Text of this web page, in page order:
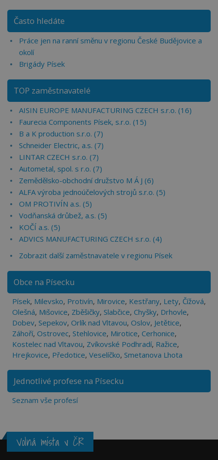
Často hledáte
Práce jen na ranní směnu v regionu České Budějovice a
okolí
Brigády Písek
TOP zaměstnavatelé
AISIN EUROPE MANUFACTURING CZECH s.r.o. (16)
Faurecia Components Písek, s.r.o. (15)
B a K production s.r.o. (7)
Schneider Electric, a.s. (7)
LINTAR CZECH s.r.o. (7)
Autometal, spol. s r.o. (7)
Zemědělsko-obchodní družstvo M Á J (6)
ALFA výroba jednoúčelových strojů s.r.o. (5)
OM PROTIVÍN a.s. (5)
Vodňanská drůbež, a.s. (5)
KOČÍ a.s. (5)
ADVICS MANUFACTURING CZECH s.r.o. (4)
Zobrazit další zaměstnavatele v regionu Písek
Obce na Písecku
Písek, Milevsko, Protivín, Mirovice, Kestřany, Lety, Čížová,
Olešná, Mišovice, Zběšičky, Slabčice, Chyšky, Drhovle,
Dobev, Sepekov, Orlík nad Vltavou, Oslov, Jetětice,
Záhoří, Ostrovec, Stehlovice, Mirotice, Cerhonice,
Kostelec nad Vltavou, Zvíkovské Podhradí, Ražice,
Hrejkovice, Předotice, Veselíčko, Smetanova Lhota
Jednotlivé profese na Písecku
Seznam vše profesí
Volná místa v ČR